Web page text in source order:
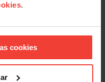
.
cookies